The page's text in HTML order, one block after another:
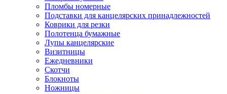
Пломбы номерные
Подставки для канцелярских принадлежностей
Коврики для резки
Полотенца бумажные
Лупы канцелярские
Визитницы
Ежедневники
Скотчи
Блокноты
Ножницы